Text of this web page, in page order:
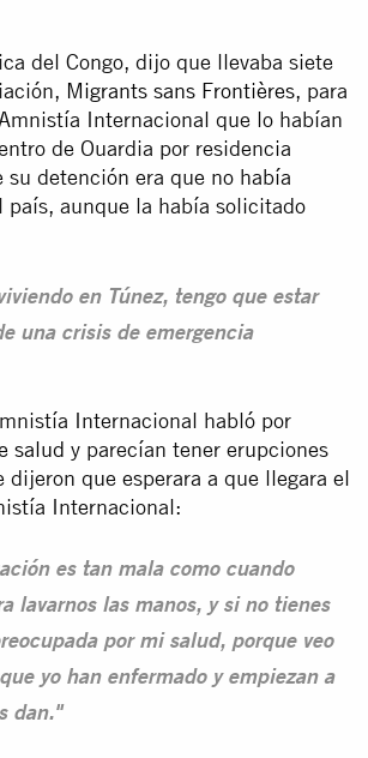
del Congo, dijo que llevaba siete
Migrants sans Frontières, para
Internacional que lo habían
de Ouardia por residencia
detención era que no había
país, aunque la había solicitado
en Túnez, tengo que estar
una crisis de emergencia
Internacional habló por
salud y parecían tener erupciones
que esperara a que llegara el
Internacional:
es tan mala como cuando
lavarnos las manos, y si no tienes
por mi salud, porque veo
yo han enfermado y empiezan a
dan."